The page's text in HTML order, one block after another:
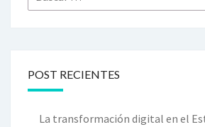
por:
POST RECIENTES
La transformación digital en el